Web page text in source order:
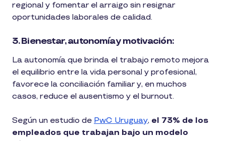
regional y fomentar el arraigo sin resignar
oportunidades laborales de calidad.
3. Bienestar, autonomía y motivación:
La autonomía que brinda el trabajo remoto mejora
el equilibrio entre la vida personal y profesional,
favorece la conciliación familiar y, en muchos
casos, reduce el ausentismo y el burnout.
Según un estudio de PwC Uruguay, el 73% de los
empleados que trabajan bajo un modelo